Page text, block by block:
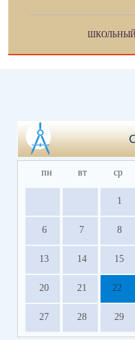
пн вт ср
1
6 7 8
13 14 15
20 21 22
27 28 29